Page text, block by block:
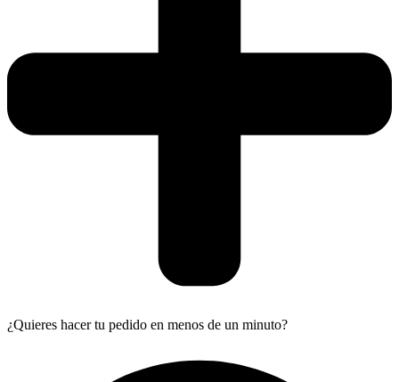
¿Quieres hacer tu pedido en menos de un minuto?